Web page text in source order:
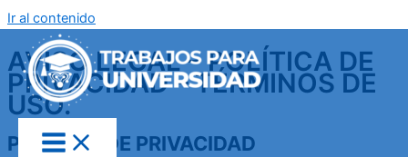
Ir al contenido
AVISO LEGAL – POLÍTICA DE
PRIVACIDAD – TÉRMINOS DE
USO.
POLÍTICA DE PRIVACIDAD